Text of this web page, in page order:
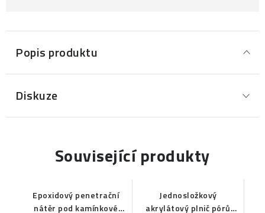
Popis produktu
Diskuze
Související produkty
Epoxidový penetrační
nátěr pod kamínkové
Jednosložkový
akrylátový plnič pórů